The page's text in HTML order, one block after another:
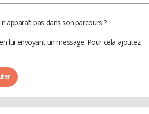
pas dans son parcours ?
lui envoyant un message. Pour cela ajoutez